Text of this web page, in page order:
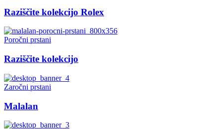
Raziščite kolekcijo Rolex
Poročni prstani
Raziščite kolekcijo
Zaročni prstani
Malalan